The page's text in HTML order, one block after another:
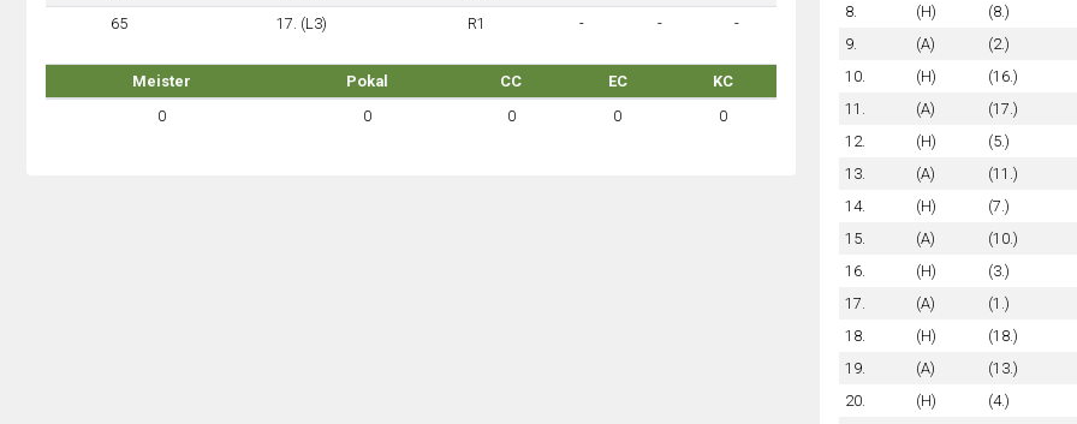
65
17. (L3) R1 - - -
Meister Pokal CC EC
KC
0
0 0 0 0
8.
(H) (8.)
9.
(A) (2.)
10.
(H) (16.)
11.
(A) (17.)
12.
(H) (5.)
13.
(A) (11.)
14.
(H) (7.)
15.
(A) (10.)
16.
(H) (3.)
17.
(A) (1.)
18.
(H) (18.)
19.
(A) (13.)
20.
(H) (4.)